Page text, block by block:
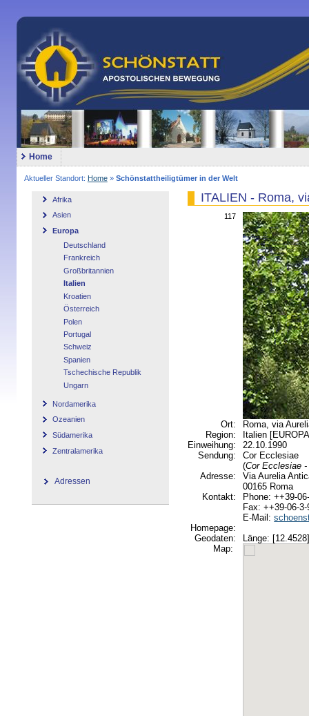
Home
Aktueller Standort: Home» Schönstattheiligtümer in der Welt
Afrika
Asien
Europa
Deutschland
Frankreich
Großbritannien
Italien
Kroatien
Österreich
Polen
Portugal
Schweiz
Spanien
Tschechische Republik
Ungarn
Nordamerika
Ozeanien
Südamerika
Zentralamerika
Adressen
ITALIEN - Roma,
117
Ort:
Roma, via
Region:
Italien
Einweihung:
22.10.1990
Sendung:
Cor Ecclesiae
(Cor Ecclesiae
Adresse:
Via Aurelia
00165 Roma
Kontakt:
Phone: ++39-
Fax: ++39-06-
E-Mail:
Homepage:
Geodaten:
Länge:
Map: